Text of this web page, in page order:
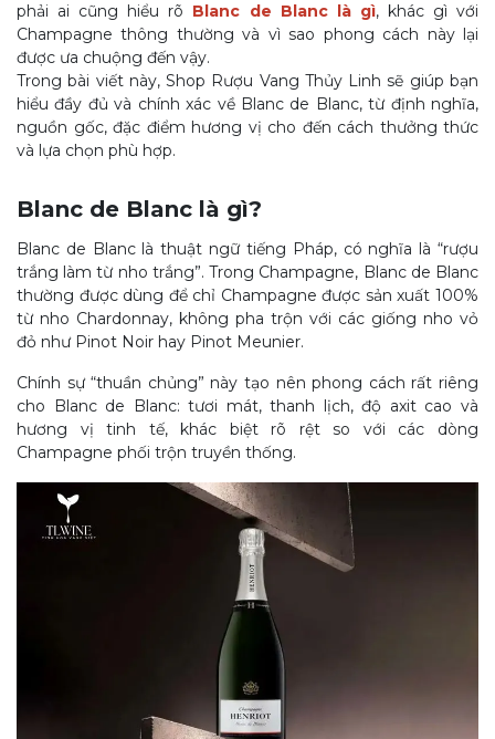
phải ai cũng hiểu rõ Blanc de Blanc là gì, khác gì với
Champagne thông thường và vì sao phong cách này lại
được ưa chuộng đến vậy.
Trong bài viết này, Shop Rượu Vang Thủy Linh sẽ giúp bạn
hiểu đầy đủ và chính xác về Blanc de Blanc, từ định nghĩa,
nguồn gốc, đặc điểm hương vị cho đến cách thưởng thức
và lựa chọn phù hợp.
Blanc de Blanc là gì?
Blanc de Blanc là thuật ngữ tiếng Pháp, có nghĩa là “rượu
trắng làm từ nho trắng”. Trong Champagne, Blanc de Blanc
thường được dùng để chỉ Champagne được sản xuất 100%
từ nho Chardonnay, không pha trộn với các giống nho vỏ
đỏ như Pinot Noir hay Pinot Meunier.
Chính sự “thuần chủng” này tạo nên phong cách rất riêng
cho Blanc de Blanc: tươi mát, thanh lịch, độ axit cao và
hương vị tinh tế, khác biệt rõ rệt so với các dòng
Champagne phối trộn truyền thống.